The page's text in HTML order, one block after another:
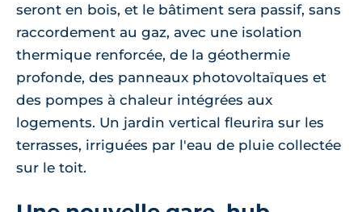
seront en bois, et le bâtiment sera passif, sans
raccordement au gaz, avec une isolation
thermique renforcée, de la géothermie
profonde, des panneaux photovoltaïques et
des pompes à chaleur intégrées aux
logements. Un jardin vertical fleurira sur les
terrasses, irriguées par l'eau de pluie collectée
sur le toit.